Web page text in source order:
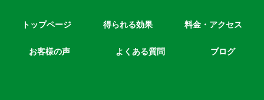
トップページ 得られる効果 料金・アクセス
お客様の声 よくある質問 ブログ